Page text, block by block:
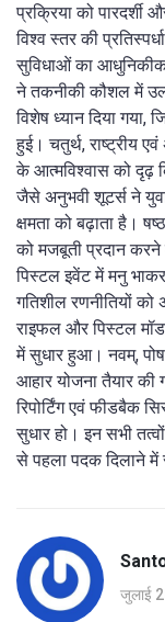
प्रक्रिया को पारदर्शी
विश्व स्तर की
सुविधाओं का
ने तकनीकी कौशल में
विशेष ध्यान दिया गया,
हुई। चतुर्थ, राष्ट्रीय एवं
के आत्मविश्वास को दृढ़
जैसे अनुभवी शूटर्स ने युवा
क्षमता को बढ़ाता है।
को मजबूती प्रदान
पिस्टल इवेंट में मनु भाकर
गतिशील रणनीतियों को
राइफल और पिस्टल
में सुधार हुआ। नवम्,
आहार योजना तैयार
रिपोर्टिंग एवं फीडबैक
सुधार हो। इन सभी
से पहला पदक दिलाने में
जुलाई